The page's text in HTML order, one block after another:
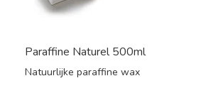
Paraffine Naturel 500ml
Natuurlijke paraffine wax